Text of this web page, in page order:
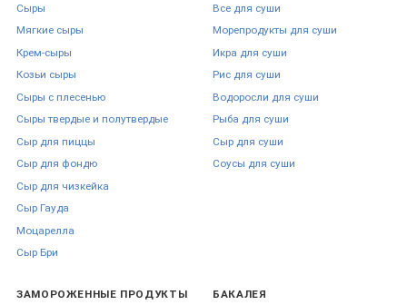
Сыры
Мягкие сыры
Крем-сыры
Козьи сыры
Сыры с плесенью
Сыры твердые и полутвердые
Сыр для пиццы
Сыр для фондю
Сыр для чизкейка
Сыр Гауда
Моцарелла
Сыр Бри
Все для суши
Морепродукты для суши
Икра для суши
Рис для суши
Водоросли для суши
Рыба для суши
Сыр для суши
Соусы для суши
ЗАМОРОЖЕННЫЕ ПРОДУКТЫ БАКАЛЕЯ